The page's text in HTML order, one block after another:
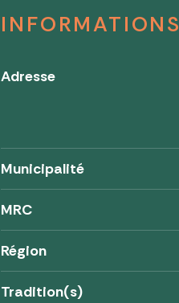
INFORMATIONS
Adresse
Municipalité
MRC
Région
Tradition(s)